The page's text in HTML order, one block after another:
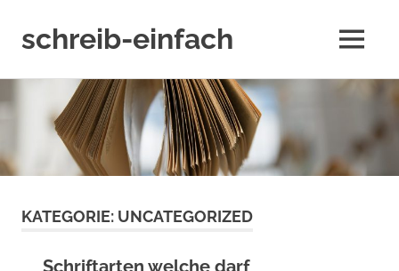
Inhalt
springen
schreib-einfach
Schreiben
der
bis
MENÜ
KATEGORIE: UNCATEGORIZED
Schriftarten welche darf